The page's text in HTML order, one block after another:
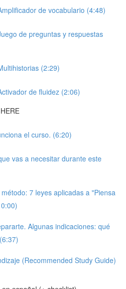
de vocabulario (4:48)
de preguntas y respuestas
(2:29)
de fluidez (2:06)
el curso. (6:20)
vas a necesitar durante este
7 leyes aplicadas a "Piensa
Algunas indicaciones: qué
(Recommended Study Guide)